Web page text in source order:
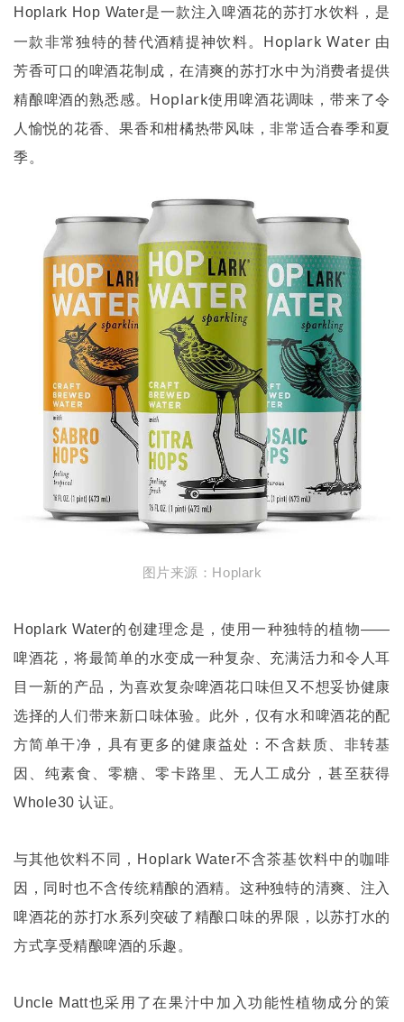
Hoplark Hop Water是一款注入啤酒花的苏打水饮料，是
一款非常独特的替代酒精提神饮料。 Hoplark Water 由
芳香可口的啤酒花制成，在清爽的苏打水中为消费者提供
精酿啤酒的熟悉感。 Hoplark使用啤酒花调味，带来了令
人愉悦的花香、果香和柑橘热带风味，非常适合春季和夏
季。
图片来源： Hoplark
Hoplark Water的创建理念是，使用一种独特的植物——
啤酒花，将最简单的水变成一种复杂、充满活力和令人耳
目一新的产品，为喜欢复杂啤酒花口味但又不想妥协健康
选择的人们带来新口味体验。此外，仅有水和啤酒花的配
方简单干净，具有更多的健康益处：不含麸质、非转基
因、纯素食、零糖、零卡路里、无人工成分，甚至获得
Whole30认证。
与其他饮料不同， Hoplark Water不含茶基饮料中的咖啡
因，同时也不含传统精酿的酒精。这种独特的清爽、注入
啤酒花的苏打水系列突破了精酿口味的界限，以苏打水的
方式享受精酿啤酒的乐趣。
Uncle Matt也采用了在果汁中加入功能性植物成分的策